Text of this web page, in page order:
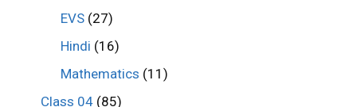
EVS (27)
Hindi (16)
Mathematics (11)
Class 04(85)